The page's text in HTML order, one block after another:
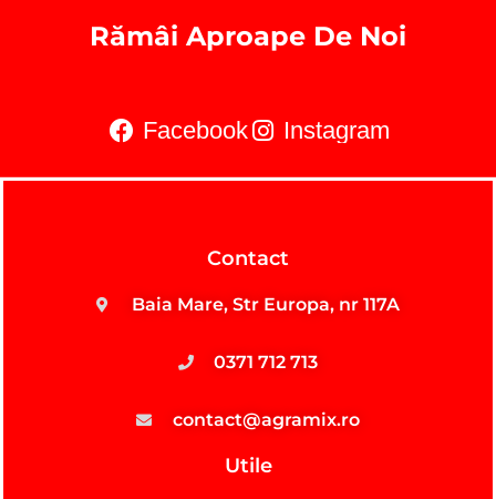
Rămâi Aproape De Noi
Facebook Instagram
Contact
Baia Mare, Str Europa, nr 117A
0371 712 713
contact@agramix.ro
Utile